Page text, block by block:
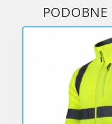
PODOBNE